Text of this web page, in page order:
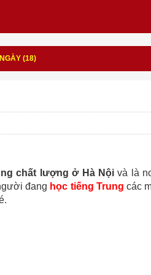
(18)
chất lượng ở Hà Nộivà là
đang học tiếng Trung các